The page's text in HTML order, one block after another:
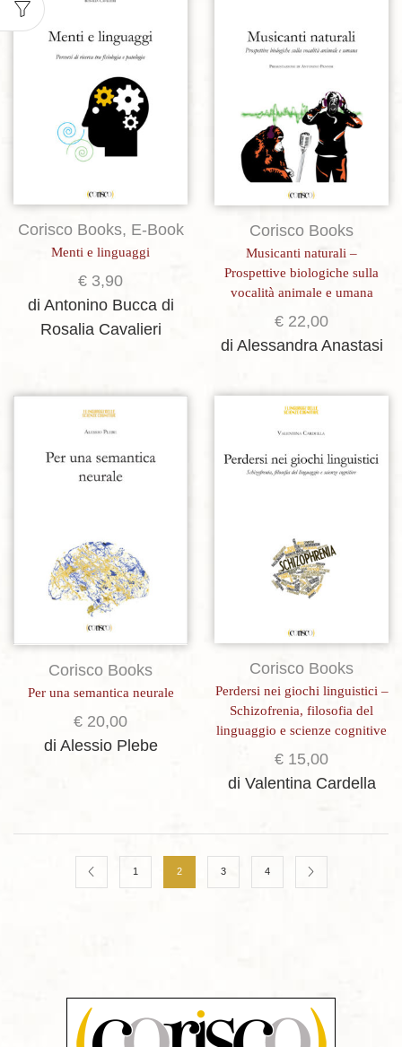
Aggiungi alla lista dei desideri
Corisco Books, E-Book
Menti e linguaggi
€ 3,90
di Antonino Bucca di
Rosalia Cavalieri
Aggiungi alla lista dei desideri
Corisco Books
Musicanti naturali –
Prospettive biologiche sulla
vocalità animale e umana
€ 22,00
di Alessandra Anastasi
Aggiungi alla lista dei desideri
Corisco Books
Per una semantica neurale
€ 20,00
di Alessio Plebe
Aggiungi alla lista dei desideri
Corisco Books
Perdersi nei giochi linguistici –
Schizofrenia, filosofia del
linguaggio e scienze cognitive
€ 15,00
di Valentina Cardella
1 2 3 4